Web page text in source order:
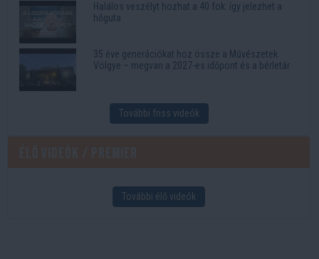
Halálos veszélyt hozhat a 40 fok: így jelezhet a
hőguta
35 éve generációkat hoz össze a Művészetek
Völgye – megvan a 2027-es időpont és a bérletár
További friss videók
További élő videók